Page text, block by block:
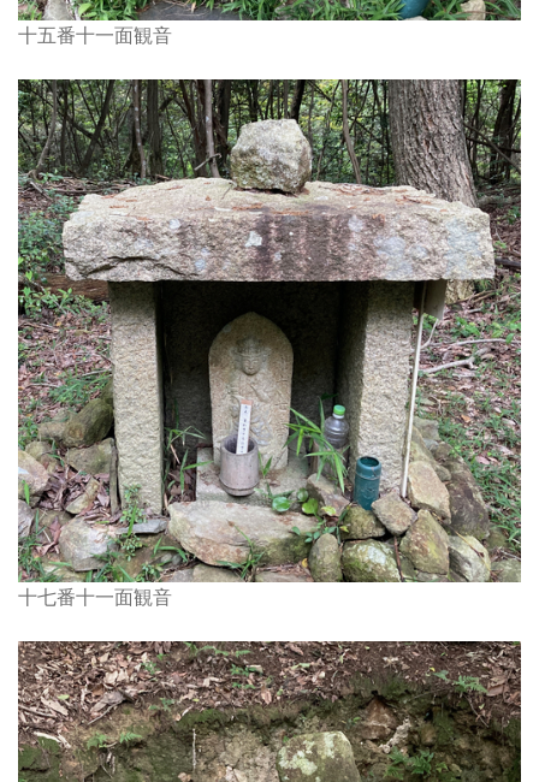
十五番十一面観音
十七番十一面観音